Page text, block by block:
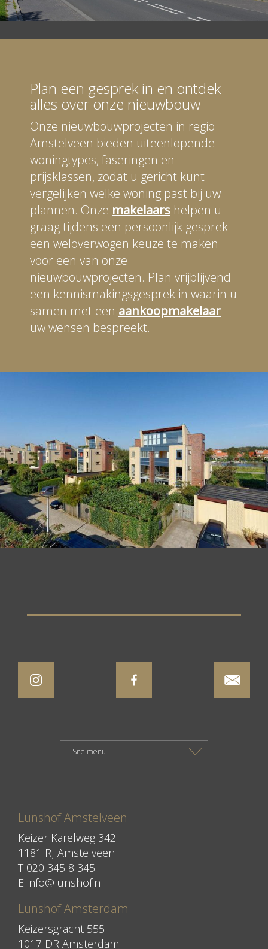
Plan een gesprek in en ontdek
alles over onze nieuwbouw
Onze nieuwbouwprojecten in regio
Amstelveen bieden uiteenlopende
woningtypes, faseringen en
prijsklassen, zodat u gericht kunt
vergelijken welke woning past bij uw
plannen. Onze makelaars helpen u
graag tijdens een persoonlijk gesprek
een weloverwogen keuze te maken
voor een van onze
nieuwbouwprojecten. Plan vrijblijvend
een kennismakingsgesprek in waarin u
samen met een aankoopmakelaar
uw wensen bespreekt.
Lunshof Amstelveen
Keizer Karelweg 342
1181 RJ Amstelveen
T 020 345 8 345
E info@lunshof.nl
Lunshof Amsterdam
Keizersgracht 555
1017 DR Amsterdam